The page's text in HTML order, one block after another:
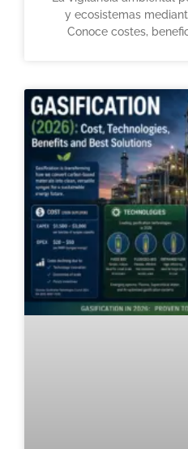
y ecosistemas
Conoce costes,